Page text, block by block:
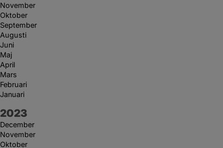
November
Oktober
September
Augusti
Juni
Maj
April
Mars
Februari
Januari
År:
2023
December
November
Oktober